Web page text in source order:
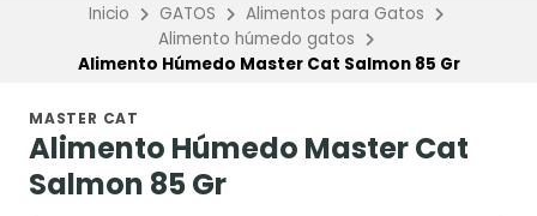
Inicio GATOS
Alimentos para Gatos
Alimento húmedo gatos
Alimento Húmedo Master Cat Salmon 85 Gr
MASTER CAT
Alimento Húmedo Master Cat
Salmon 85 Gr